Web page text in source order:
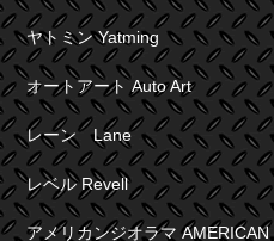
ヤトミン Yatming
オートアート Auto Art
レーン Lane
レベル Revell
アメリカンジオラマ AMERICAN